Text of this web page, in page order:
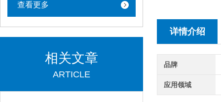
查看更多
相关文章
ARTICLE
详情介绍
品牌
应用领域